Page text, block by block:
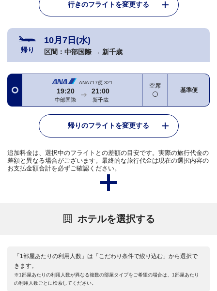
行きのフライトを変更する
帰り
10月7日(水)
区間： 中部国際 → 新千歳
ANA717便 321
19:20
中部国際
21:00
新千歳
空席
基準便
帰りのフライトを変更する
追加料金は、選択中のフライトとの差額の目安です。実際の旅行代金の
差額と異なる場合がございます。最終的な旅行代金は現在の選択内容の
お支払金額合計を必ずご確認ください。
ホテルを選択する
「1部屋あたりの利用人数」は「こだわり条件で絞り込む」から選択で
きます。
※1部屋あたりの利用人数が異なる複数の部屋タイプをご希望の場合は、1部屋あたり
の利用人数ごとに検索してください。